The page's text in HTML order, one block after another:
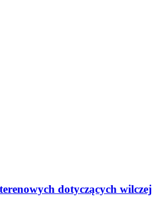
dotyczących wilczej